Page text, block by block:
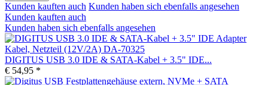
Kunden kauften auch Kunden haben sich ebenfalls angesehen
Kunden kauften auch
Kunden haben sich ebenfalls angesehen
DIGITUS USB 3.0 IDE & SATA-Kabel + 3.5" IDE...
€ 54,95 *